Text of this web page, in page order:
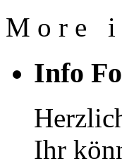
M o r e i
Info
Ihr